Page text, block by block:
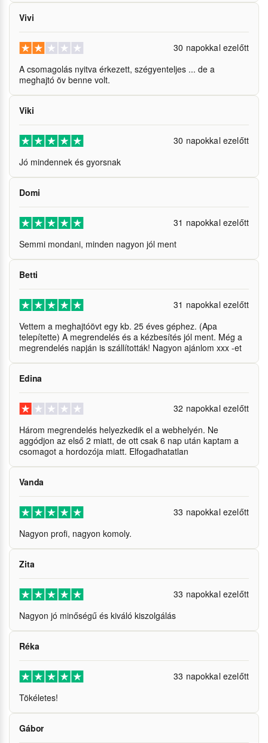
Vivi
30 napokkal ezelőtt
A csomagolás nyitva érkezett, szégyenteljes ... de a
meghajtó öv benne volt.
Viki
30 napokkal ezelőtt
Jó mindennek és gyorsnak
Domi
31 napokkal ezelőtt
Semmi mondani, minden nagyon jól ment
Betti
31 napokkal ezelőtt
Vettem a meghajtóövt egy kb. 25 éves géphez. (Apa
telepítette) A megrendelés és a kézbesítés jól ment. Még a
megrendelés napján is szállították! Nagyon ajánlom xxx -et
Edina
32 napokkal ezelőtt
Három megrendelés helyezkedik el a webhelyén. Ne
aggódjon az első 2 miatt, de ott csak 6 nap után kaptam a
csomagot a hordozója miatt. Elfogadhatatlan
Vanda
33 napokkal ezelőtt
Nagyon profi, nagyon komoly.
Zita
33 napokkal ezelőtt
Nagyon jó minőségű és kiváló kiszolgálás
Réka
33 napokkal ezelőtt
Tökéletes!
Gábor